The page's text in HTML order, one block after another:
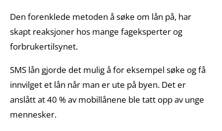
Den forenklede metoden å søke om lån på, har
skapt reaksjoner hos mange fageksperter og
forbrukertilsynet.
SMS lån gjorde det mulig å for eksempel søke og få
innvilget et lån når man er ute på byen. Det er
anslått at 40 % av mobillånene ble tatt opp av unge
mennesker.